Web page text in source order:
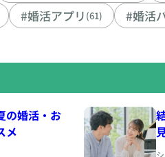
#婚活アプリ (61) #婚活
婚活・お
メ